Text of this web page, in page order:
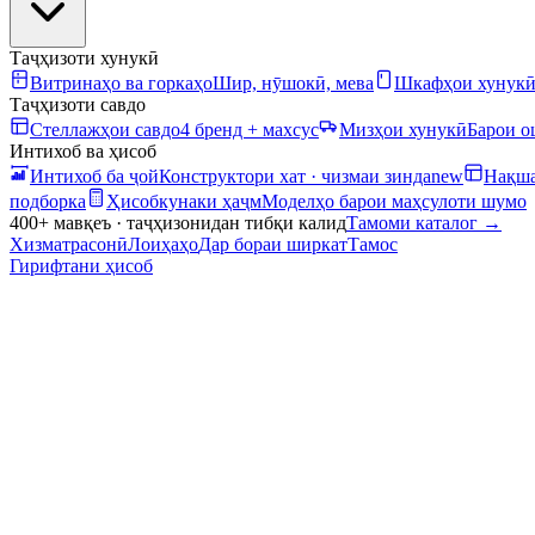
Таҷҳизоти хунукӣ
Витринаҳо ва горкаҳоШир, нӯшокӣ, мева Шкафҳои хунукӣ
Таҷҳизоти савдо
Стеллажҳои савдо4 бренд + махсус Мизҳои хунукӣБарои
Интихоб ва ҳисоб
Интихоб ба ҷойКонструктори хат · чизмаи зиндаnew
подборка
Ҳисобкунаки ҳаҷмМоделҳо барои маҳсулоти шумо
400+ мавқеъ · таҷҳизонидан тибқи калидТамоми каталог →
ХизматрасонӣЛоиҳаҳоДар бораи ширкатТамос
Гирифтани ҳисоб